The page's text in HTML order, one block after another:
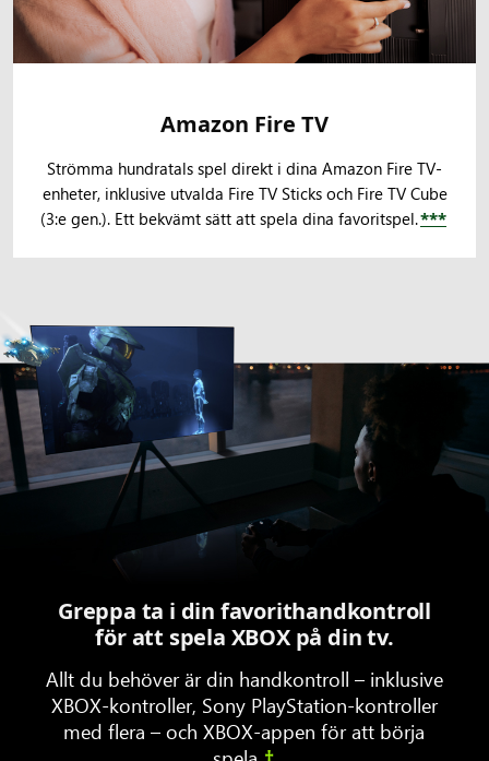
Amazon Fire TV
Strömma hundratals spel direkt i dina Amazon Fire TV-
enheter, inklusive utvalda Fire TV Sticks och Fire TV Cube
(3:e gen.). Ett bekvämt sätt att spela dina favoritspel.***
en
spelare
använder
handkontroll
i
Halo
Infinite
på
Samsung
TV
Greppa ta i din favorithandkontroll
för att spela XBOX på din tv.
Allt du behöver är din handkontroll – inklusive
XBOX-kontroller, Sony PlayStation-kontroller
med flera – och XBOX-appen för att börja